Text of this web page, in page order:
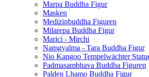
Marpa Buddha Figur
Masken
Medizinbuddha Figuren
Milarepa Buddha Figur
Marici - Mirchi
Namgyalma - Tara Buddha Figur
Nio Kangoo Tempelwächter
Padmasambhava Buddha Figuren
Palden Lhamo Buddha Figur